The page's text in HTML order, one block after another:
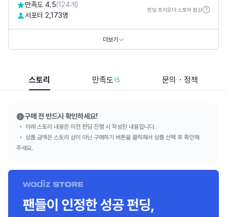
만족도 4.5(124개)
서포터 2,173명
펀딩·프리오더·스토어 합산
더보기
스토리 만족도15 문의・정책
구매 전 반드시 확인하세요!
아래 스토리 내용은 이전 펀딩 진행 시 작성된 내용입니다.
상품 금액은 스토리 상이 아닌 구매하기 버튼을 클릭해서 상품 선택 후 확인해
주세요.